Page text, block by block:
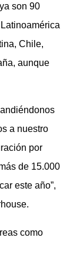
son 90
Chile,
aunque
a nuestro
por
de 15.000
este año”,
como